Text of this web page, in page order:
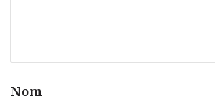
Nom